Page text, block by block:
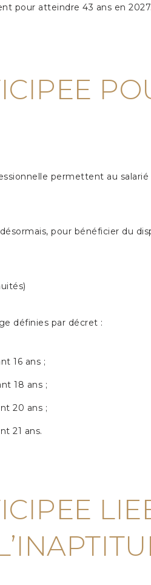
pour atteindre 43 ans en 2027.
permettent au
pour bénéficier du
définies par décret :
16 ans ;
18 ans ;
20 ans ;
21 ans.